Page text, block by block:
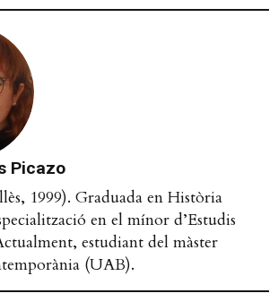
Picazo
1999). Graduada en Història
en el mínor d’Estudis
estudiant del màster
(UAB).